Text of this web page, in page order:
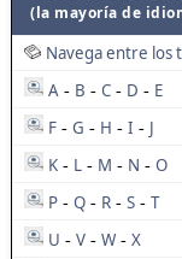
(la mayoría de
Navega entre los
A - B - C - D - E
F - G - H - I - J
K - L - M - N - O
P - Q - R - S - T
U - V - W - X